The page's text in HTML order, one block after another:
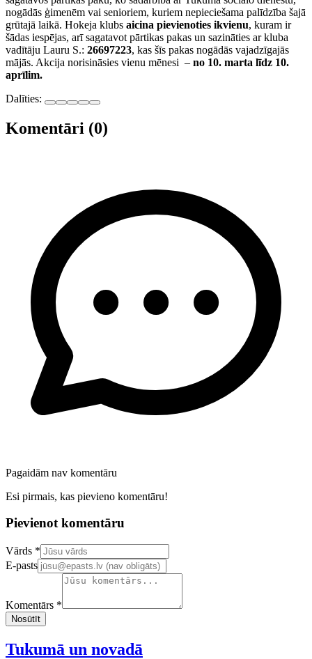
nogādās ģimenēm vai senioriem, kuriem nepieciešama palīdzība šajā
grūtajā laikā. Hokeja klubs aicina pievienoties ikvienu, kuram ir
šādas iespējas, arī sagatavot pārtikas pakas un sazināties ar kluba
vadītāju Lauru S.: 26697223, kas šīs pakas nogādās vajadzīgajās
mājās. Akcija norisināsies vienu mēnesi – no 10. marta līdz 10.
aprīlim.
Dalīties:
Komentāri (0)
Pagaidām nav komentāru
Esi pirmais, kas pievieno komentāru!
Pievienot komentāru
Confirm your email address
Vārds *
E-pasts
Komentārs *
Nosūtīt
Tukumā un novadā